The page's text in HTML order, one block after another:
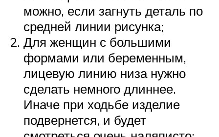
можно, если загнуть деталь по
средней линии рисунка;
Для женщин с большими
формами или беременным,
лицевую линию низа нужно
сделать немного длиннее.
Иначе при ходьбе изделие
подвернется, и будет